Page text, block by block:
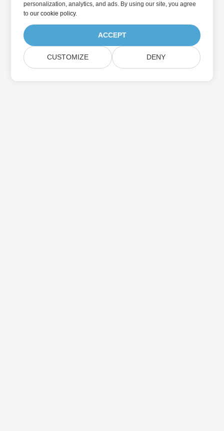
personalization, analytics, and ads. By using our site, you agree
toour cookie policy.
ACCEPT
CUSTOMIZE DENY